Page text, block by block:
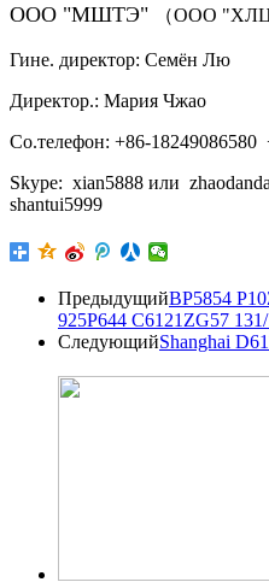
ООО "МШТЭ" （ООО
Гине. директор: Семён Лю
Директор.: Мария Чжао
Со.телефон: +86-18249086580
Skype: xian5888 или
shantui5999
ПредыдущийBP5854
925P644 C6121ZG57
СледующийShanghai